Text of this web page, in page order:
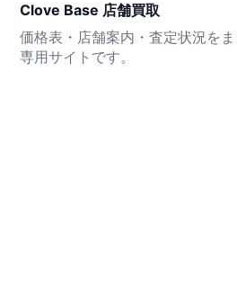
Clove Base 店舗買取
価格表・店舗案内・査定状況を
専用サイトです。